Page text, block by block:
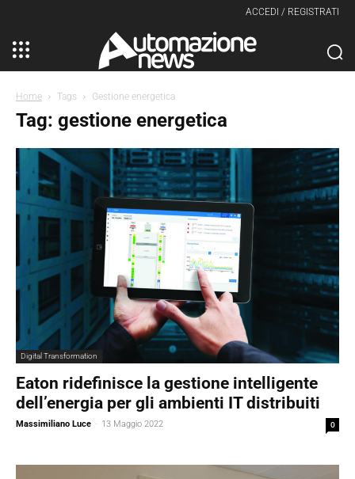
ACCEDI / REGISTRATI
Home Tags Gestione energetica
Tag: gestione energetica
Digital Transformation
Eaton ridefinisce la gestione intelligente
dell’energia per gli ambienti IT distribuiti
Massimiliano Luce - 13 Maggio 2022 0